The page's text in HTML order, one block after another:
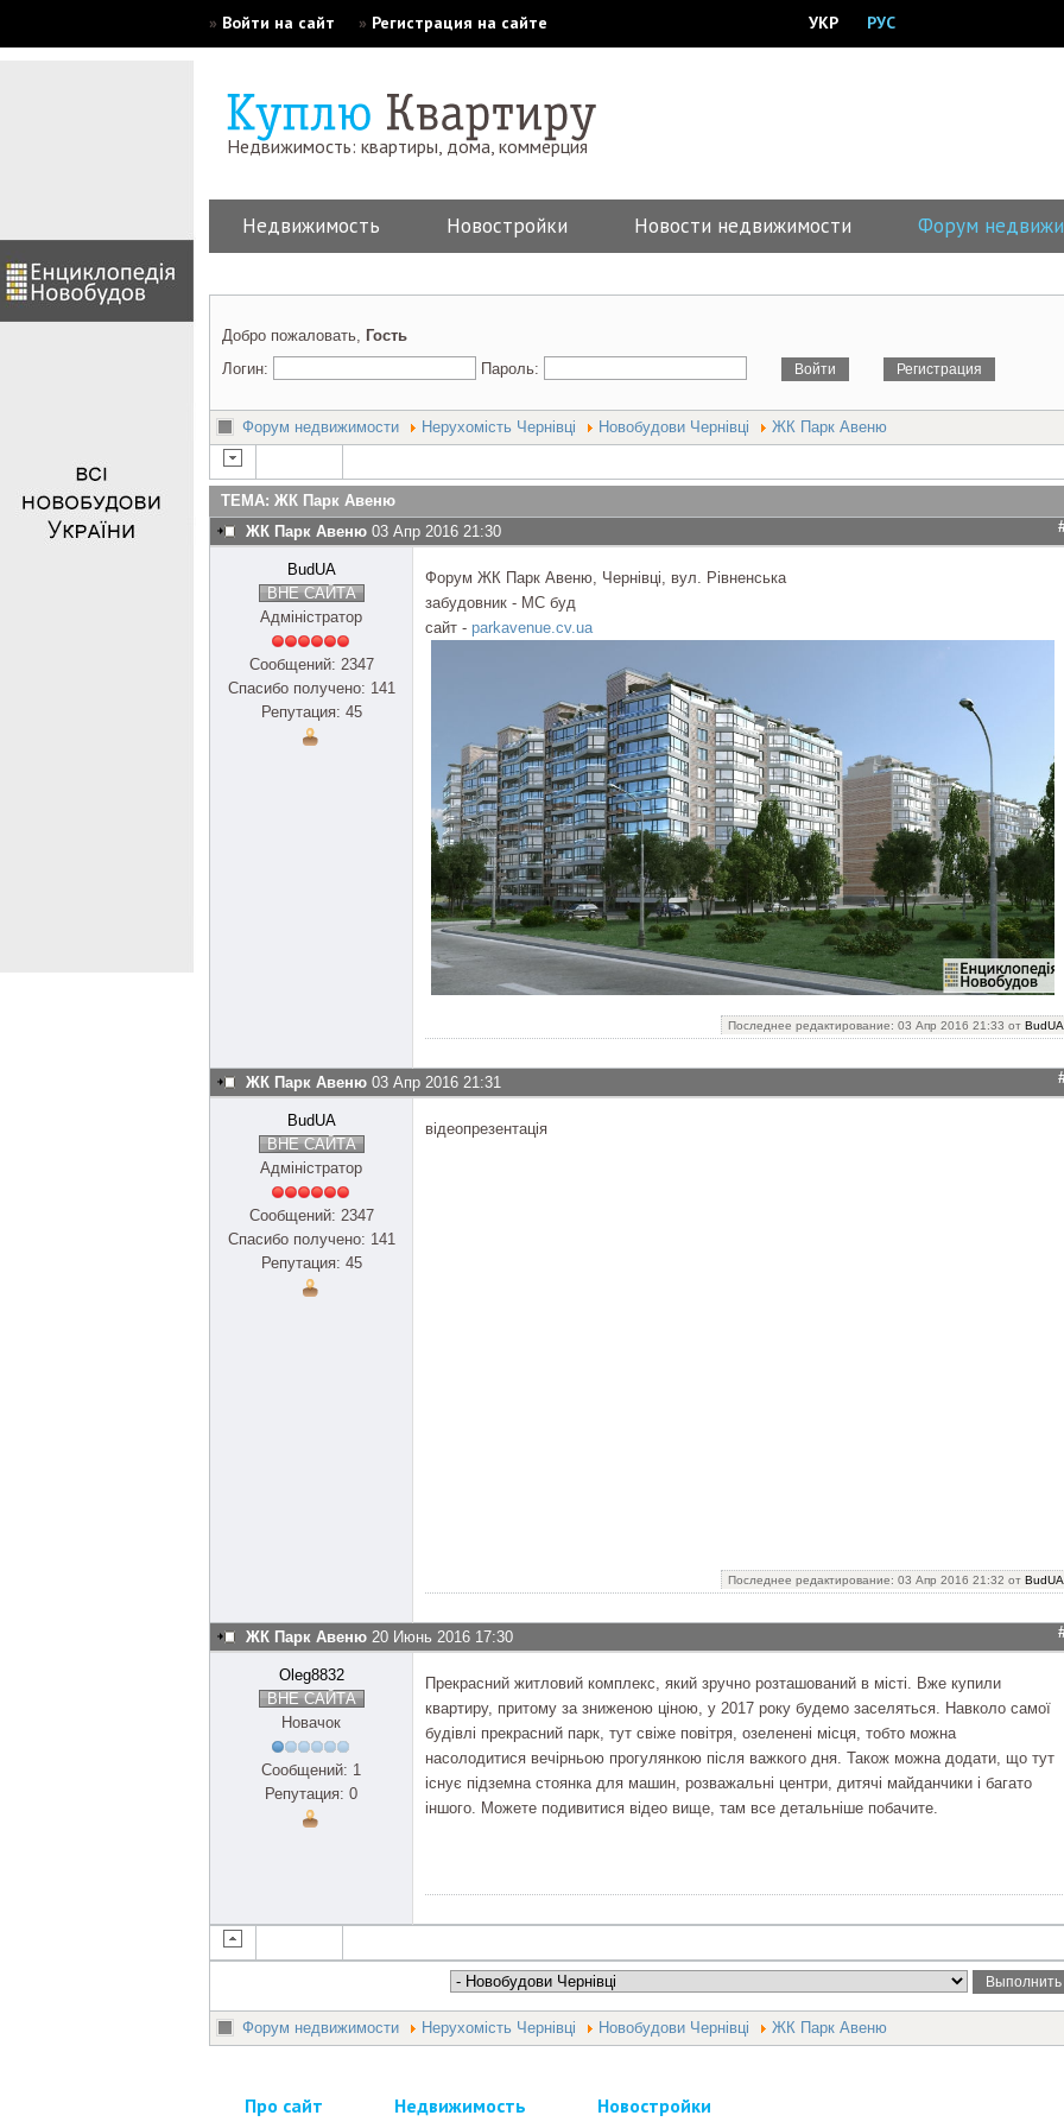
» Войти на сайт » Регистрация на сайте УКР РУС
Недвижимость: квартиры, дома, коммерция
Недвижимость Новостройки Новости недвижимости Форум
Добро пожаловать, Гость
Логин:
Пароль:
Форум недвижимости Нерухомість Чернівці Новобудови Чернівці ЖК Парк Авеню
ТЕМА: ЖК Парк Авеню
ЖК Парк Авеню 03 Апр 2016 21:30
BudUA
ВНЕ САЙТА
Адміністратор
Сообщений: 2347
Спасибо получено: 141
Репутация: 45
Форум ЖК Парк Авеню, Чернівці, вул. Рівненська
забудовник - МС буд
сайт - parkavenue.cv.ua
Последнее редактирование: 03 Апр 2016 21:33 от BudUA
ЖК Парк Авеню 03 Апр 2016 21:31
BudUA
ВНЕ САЙТА
Адміністратор
Сообщений: 2347
Спасибо получено: 141
Репутация: 45
відеопрезентація
Последнее редактирование: 03 Апр 2016 21:32 от BudUA
ЖК Парк Авеню 20 Июнь 2016 17:30
Oleg8832
ВНЕ САЙТА
Новачок
Сообщений: 1
Репутация: 0
Прекрасний житловий комплекс, який зручно розташований в місті. Вже купили
квартиру, притому за зниженою ціною, у 2017 року будемо заселяться. Навколо самої
будівлі прекрасний парк, тут свіже повітря, озеленені місця, тобто можна
насолодитися вечірньою прогулянкою після важкого дня. Також можна додати, що тут
існує підземна стоянка для машин, розважальні центри, дитячі майданчики і багато
іншого. Можете подивитися відео вище, там все детальніше побачите.
Форум недвижимости Нерухомість Чернівці Новобудови Чернівці ЖК Парк Авеню
Про сайт Недвижимость Новостройки